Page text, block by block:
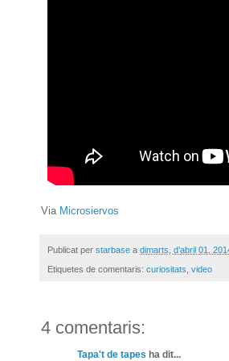
Via Microsiervos
Publicat per starbase a dimarts, d’abril 01,
Etiquetes de comentaris: curiositats video
4 comentaris:
Tapa't de tapes ha dit...